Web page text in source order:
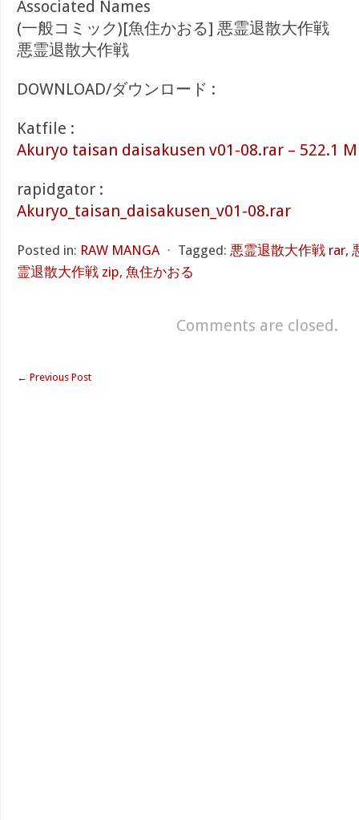
Associated Names
(一般コミック)[魚住かおる] 悪霊退散大作戦
悪霊退散大作戦
DOWNLOAD/ダウンロード :
Katfile :
Akuryo taisan daisakusen v01-08.rar – 522.1
rapidgator :
Akuryo_taisan_daisakusen_v01-08.rar
Posted in: RAW MANGA ⋅ Tagged: 悪霊退散大作戦 rar,
霊退散大作戦 zip, 魚住かおる
Comments are closed.
← Previous Post